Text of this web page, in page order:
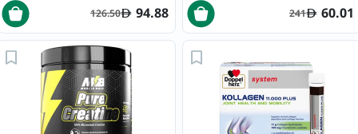
60.01
241
94.88
126.50